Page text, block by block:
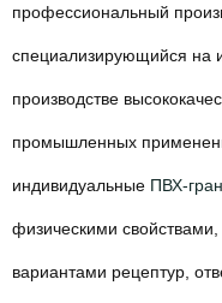
профессиональный
специализирующийся на
производстве
промышленных
индивидуальные ПВХ-
физическими
вариантами рецептур,